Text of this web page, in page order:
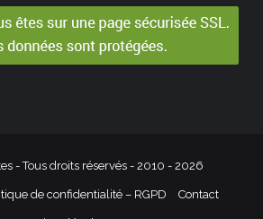
- Tous droits réservés - 2010 - 2026
de confidentialité – RGPD Contact